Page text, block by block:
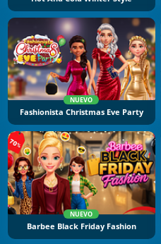
NUEVO
Fashionista Christmas Eve Party
NUEVO
Barbee Black Friday Fashion